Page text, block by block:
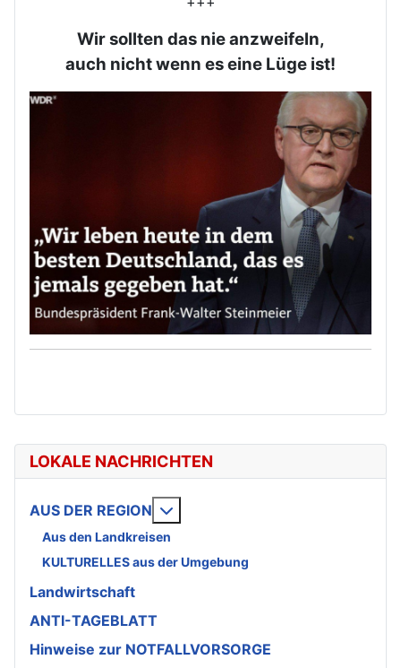
LOKALE NACHRICHTEN
AUS DER REGION
Aus den Landkreisen
KULTURELLES aus der Umgebung
Landwirtschaft
ANTI-TAGEBLATT
Hinweise zur NOTFALLVORSORGE
Wir sollten das nie anzweifeln,
auch nicht wenn es eine Lüge ist!